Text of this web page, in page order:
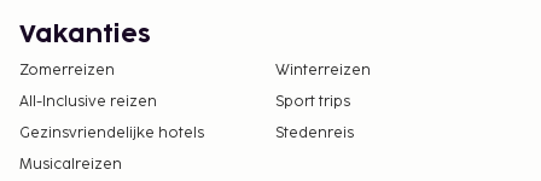
Vakanties
Zomerreizen
Winterreizen
All-Inclusive reizen
Sport trips
Gezinsvriendelijke hotels
Stedenreis
Musicalreizen